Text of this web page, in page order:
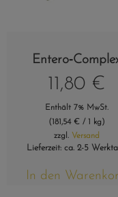
11,80 €
Enthält 7% MwSt.
( 181,54 € / 1 kg)
zzgl. Versand
Lieferzeit: ca. 2-5
In den